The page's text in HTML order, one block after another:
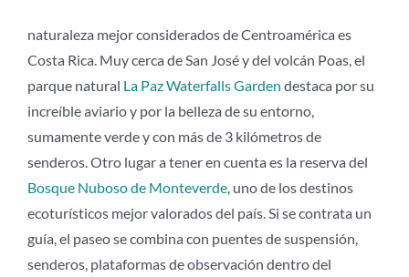
naturaleza mejor considerados de Centroamérica es
Costa Rica. Muy cerca de San José y del volcán Poas, el
parque natural La Paz Waterfalls Garden destaca por su
increíble aviario y por la belleza de su entorno,
sumamente verde y con más de 3 kilómetros de
senderos. Otro lugar a tener en cuenta es la reserva del
Bosque Nuboso de Monteverde , uno de los destinos
ecoturísticos mejor valorados del país. Si se contrata un
guía, el paseo se combina con puentes de suspensión,
senderos, plataformas de observación dentro del